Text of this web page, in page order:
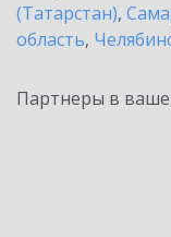
(Татарстан),
область,
Партнеры в